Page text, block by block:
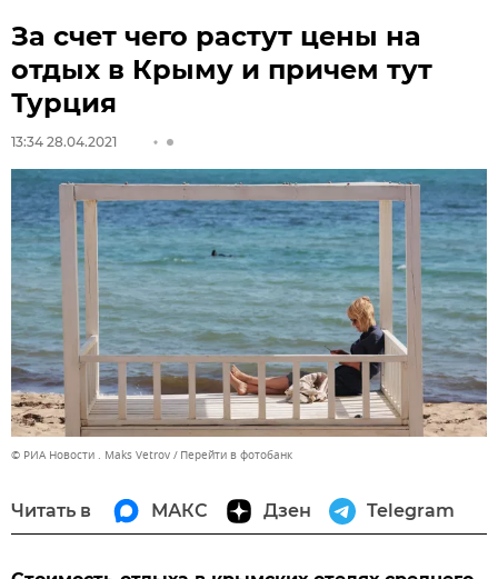
За счет чего растут цены на
отдых в Крыму и причем тут
Турция
13:34 28.04.2021
© РИА Новости . Maks Vetrov Перейти в фотобанк
Читать в МАКС Дзен Telegram